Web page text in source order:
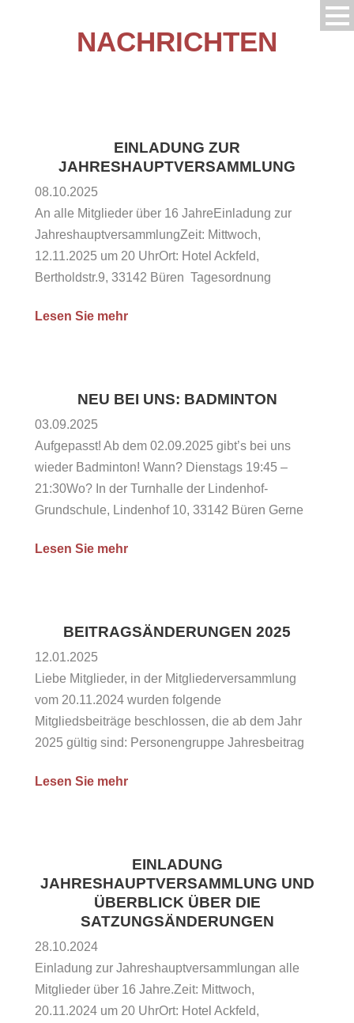
NACHRICHTEN
EINLADUNG ZUR
JAHRESHAUPTVERSAMMLUNG
08.10.2025
An alle Mitglieder über 16 JahreEinladung zur
JahreshauptversammlungZeit: Mittwoch,
12.11.2025 um 20 UhrOrt: Hotel Ackfeld,
Bertholdstr.9, 33142 Büren Tagesordnung
Jahr 2024 Bericht des 1. Vorsitzenden Berichte
Vorsitzender & Kassenprüfer Bestätigung der in
den Abteilungen...
Lesen Sie mehr
NEU BEI UNS: BADMINTON
03.09.2025
Aufgepasst! Ab dem 02.09.2025 gibt’s bei uns
wieder Badminton! Wann? Dienstags 19:45 –
21:30Wo? In der Turnhalle der Lindenhof-
Grundschule, Lindenhof 10, 33142 Büren Gerne
Ansprechpartner:Thomas Wichert 0160 /
Lesen Sie mehr
BEITRAGSÄNDERUNGEN 2025
12.01.2025
Liebe Mitglieder, in der Mitgliederversammlung
vom 20.11.2024 wurden folgende
Mitgliedsbeiträge beschlossen, die ab dem Jahr
2025 gültig sind: Personengruppe Jahresbeitrag
von 4-18 Jahren 50. 00 € Erwachsene 60.00 €
Lesen Sie mehr
EINLADUNG
JAHRESHAUPTVERSAMMLUNG UND
ÜBERBLICK ÜBER DIE
SATZUNGSÄNDERUNGEN
28.10.2024
Einladung zur Jahreshauptversammlungan alle
Mitglieder über 16 Jahre.Zeit: Mittwoch,
20.11.2024 um 20 UhrOrt: Hotel Ackfeld,